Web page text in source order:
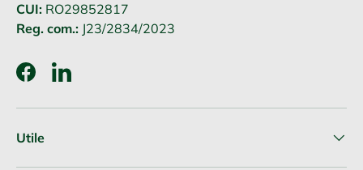
CUI: RO29852817
Reg. com.: J23/2834/2023
FacebookLinkedIn
Utile